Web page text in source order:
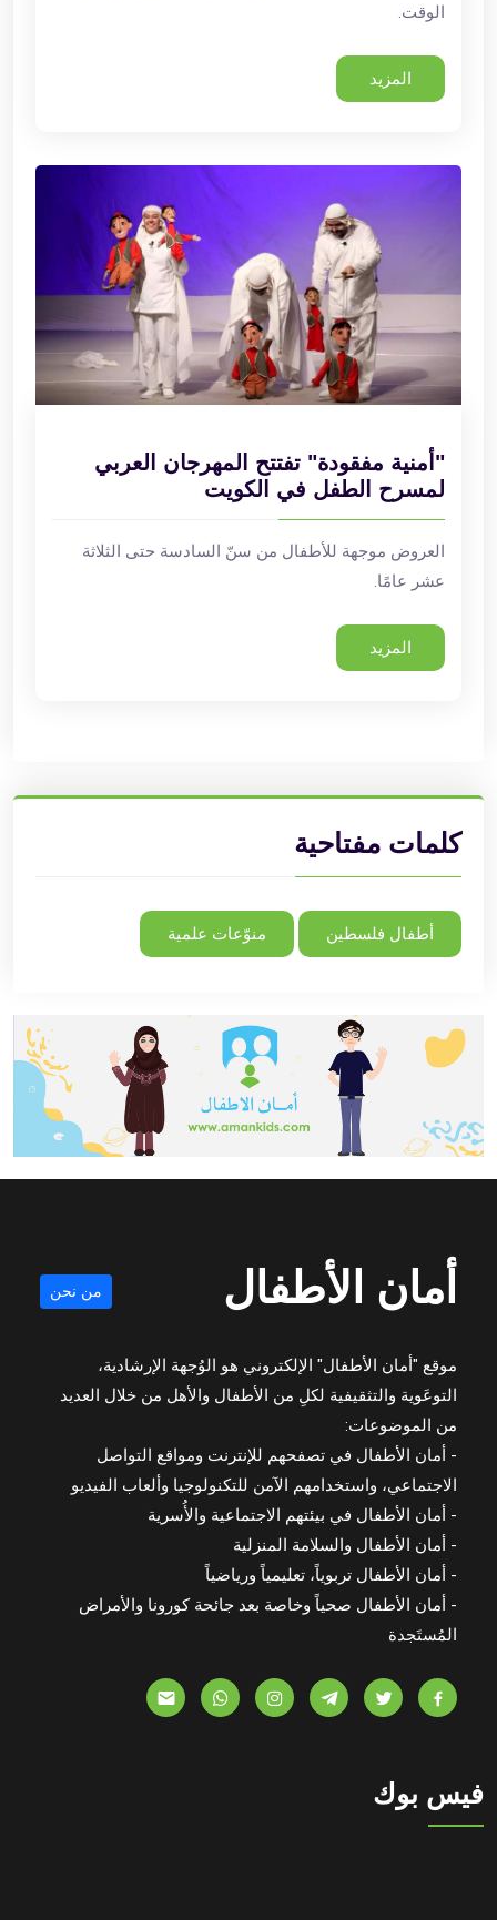
الوقت.
المزيد
"أمنية مفقودة" تفتتح المهرجان العربي
لمسرح الطفل في الكويت
العروض موجهة للأطفال من سنّ السادسة حتى الثلاثة
عشر عامًا.
المزيد
كلمات مفتاحية
أطفال فلسطين منوّعات علمية
أمان الأطفال من نحن
موقع "أمان الأطفال" الإلكتروني هو الوُجهة الإرشادية،
التوعَوية والتثقيفية لكلِ من الأطفال والأهل من خلال العديد
من الموضوعات:
- أمان الأطفال في تصفحهم للإنترنت ومواقع التواصل
الاجتماعي، واستخدامهم الآمن للتكنولوجيا وألعاب الفيديو
- أمان الأطفال في بيئتهم الاجتماعية والأُسرية
- أمان الأطفال والسلامة المنزلية
- أمان الأطفال تربوياً، تعليمياً ورياضياً
- أمان الأطفال صحياً وخاصة بعد جائحة كورونا والأمراض
المُستَجدة
فيس بوك